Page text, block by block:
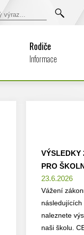
Rodiče
Informace
VÝSLEDKY
PRO
23.6.2026
Vážení
následujících
naleznete
naši školu.